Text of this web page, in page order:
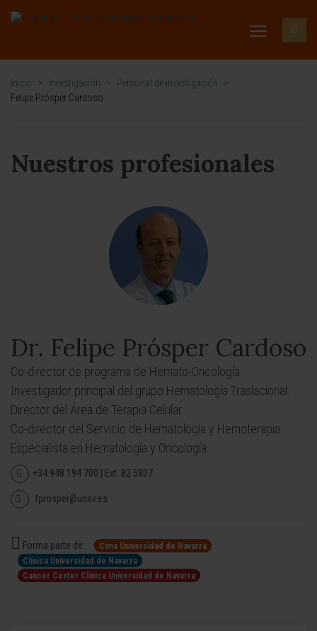
Inicio > Investigación > Personal de investigación
>
Felipe Prósper Cardoso
Nuestros profesionales
Dr. Felipe Prósper Cardoso
Co-director de programa de Hemato-Oncología.
Investigador principal del grupo Hematología Traslacional.
Director del Área de Terapia Celular.
Co-director del Servicio de Hematología y Hemoterapia.
Especialista en Hematología y Oncología.
+34 948 194 700 | Ext. 82 5807
fprosper@unav.es
Forma parte de:
Cima Universidad de Navarra
Clínica Universidad de Navarra
Cancer Center Clínica Universidad de Navarra